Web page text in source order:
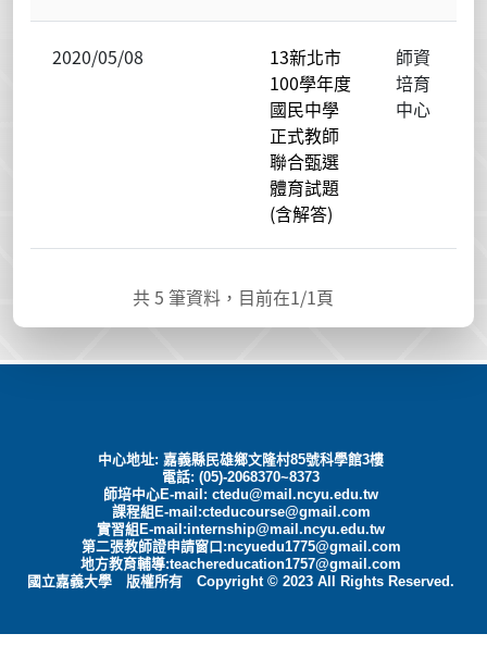
2020/05/08
13新北市
100學年度
國民中學
正式教師
聯合甄選
體育試題
(含解答)
師資
培育
中心
共5 筆資料，目前在1/1頁
中心地址: 嘉義縣民雄鄉文隆村85號科學館3樓
電話: (05)-2068370~8373
師培中心E-mail:ctedu@mail.ncyu.edu.tw
課程組E-mail:cteducourse@gmail.com
實習組E-mail:internship@mail.ncyu.edu.tw
第二張教師證申請窗口:ncyuedu1775@gmail.com
地方教育輔導:teachereducation1757@gmail.com
國立嘉義大學 版權所有 Copyright © 2023 All Rights Reserved.